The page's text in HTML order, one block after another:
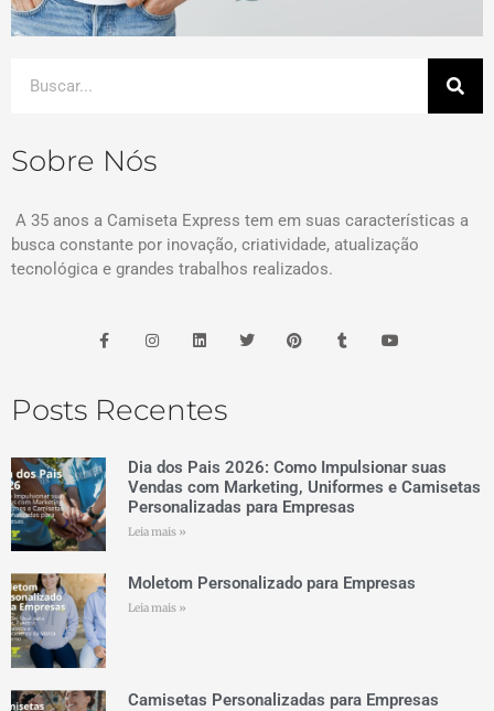
Sobre Nós
A 35 anos a Camiseta Express tem em suas características a
busca constante por inovação, criatividade, atualização
tecnológica e grandes trabalhos realizados.
Posts Recentes
Dia dos Pais 2026: Como Impulsionar suas
Vendas com Marketing, Uniformes e Camisetas
Personalizadas para Empresas
Leia mais »
Moletom Personalizado para Empresas
Leia mais »
Camisetas Personalizadas para Empresas